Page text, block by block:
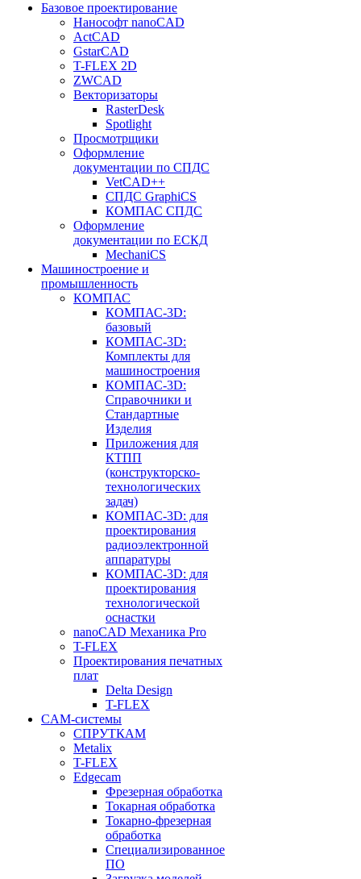
Базовое проектирование
Нанософт nanoCAD
ActCAD
GstarCAD
T-FLEX 2D
ZWCAD
Векторизаторы
RasterDesk
Spotlight
Просмотрщики
Оформление
документации по СПДС
VetCAD++
СПДС GraphiCS
КОМПАС СПДС
Оформление
документации по ЕСКД
MechaniCS
Машиностроение и
промышленность
КОМПАС
КОМПАС-3D:
базовый
КОМПАС-3D:
Комплекты для
машиностроения
КОМПАС-3D:
Справочники и
Стандартные
Изделия
Приложения для
КТПП
(конструкторско-
технологических
задач)
КОМПАС-3D: для
проектирования
радиоэлектронной
аппаратуры
КОМПАС-3D: для
проектирования
технологической
оснастки
nanoCAD Механика Pro
T-FLEX
Проектирования печатных
плат
Delta Design
T-FLEX
CAM-системы
СПРУТКAM
Metalix
T-FLEX
Edgecam
Фрезерная обработка
Токарная обработка
Токарно-фрезерная
обработка
Специализированное
ПО